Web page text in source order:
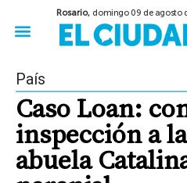
Rosario, domingo 09 de agosto
País
Caso Loan:
inspección a
abuela